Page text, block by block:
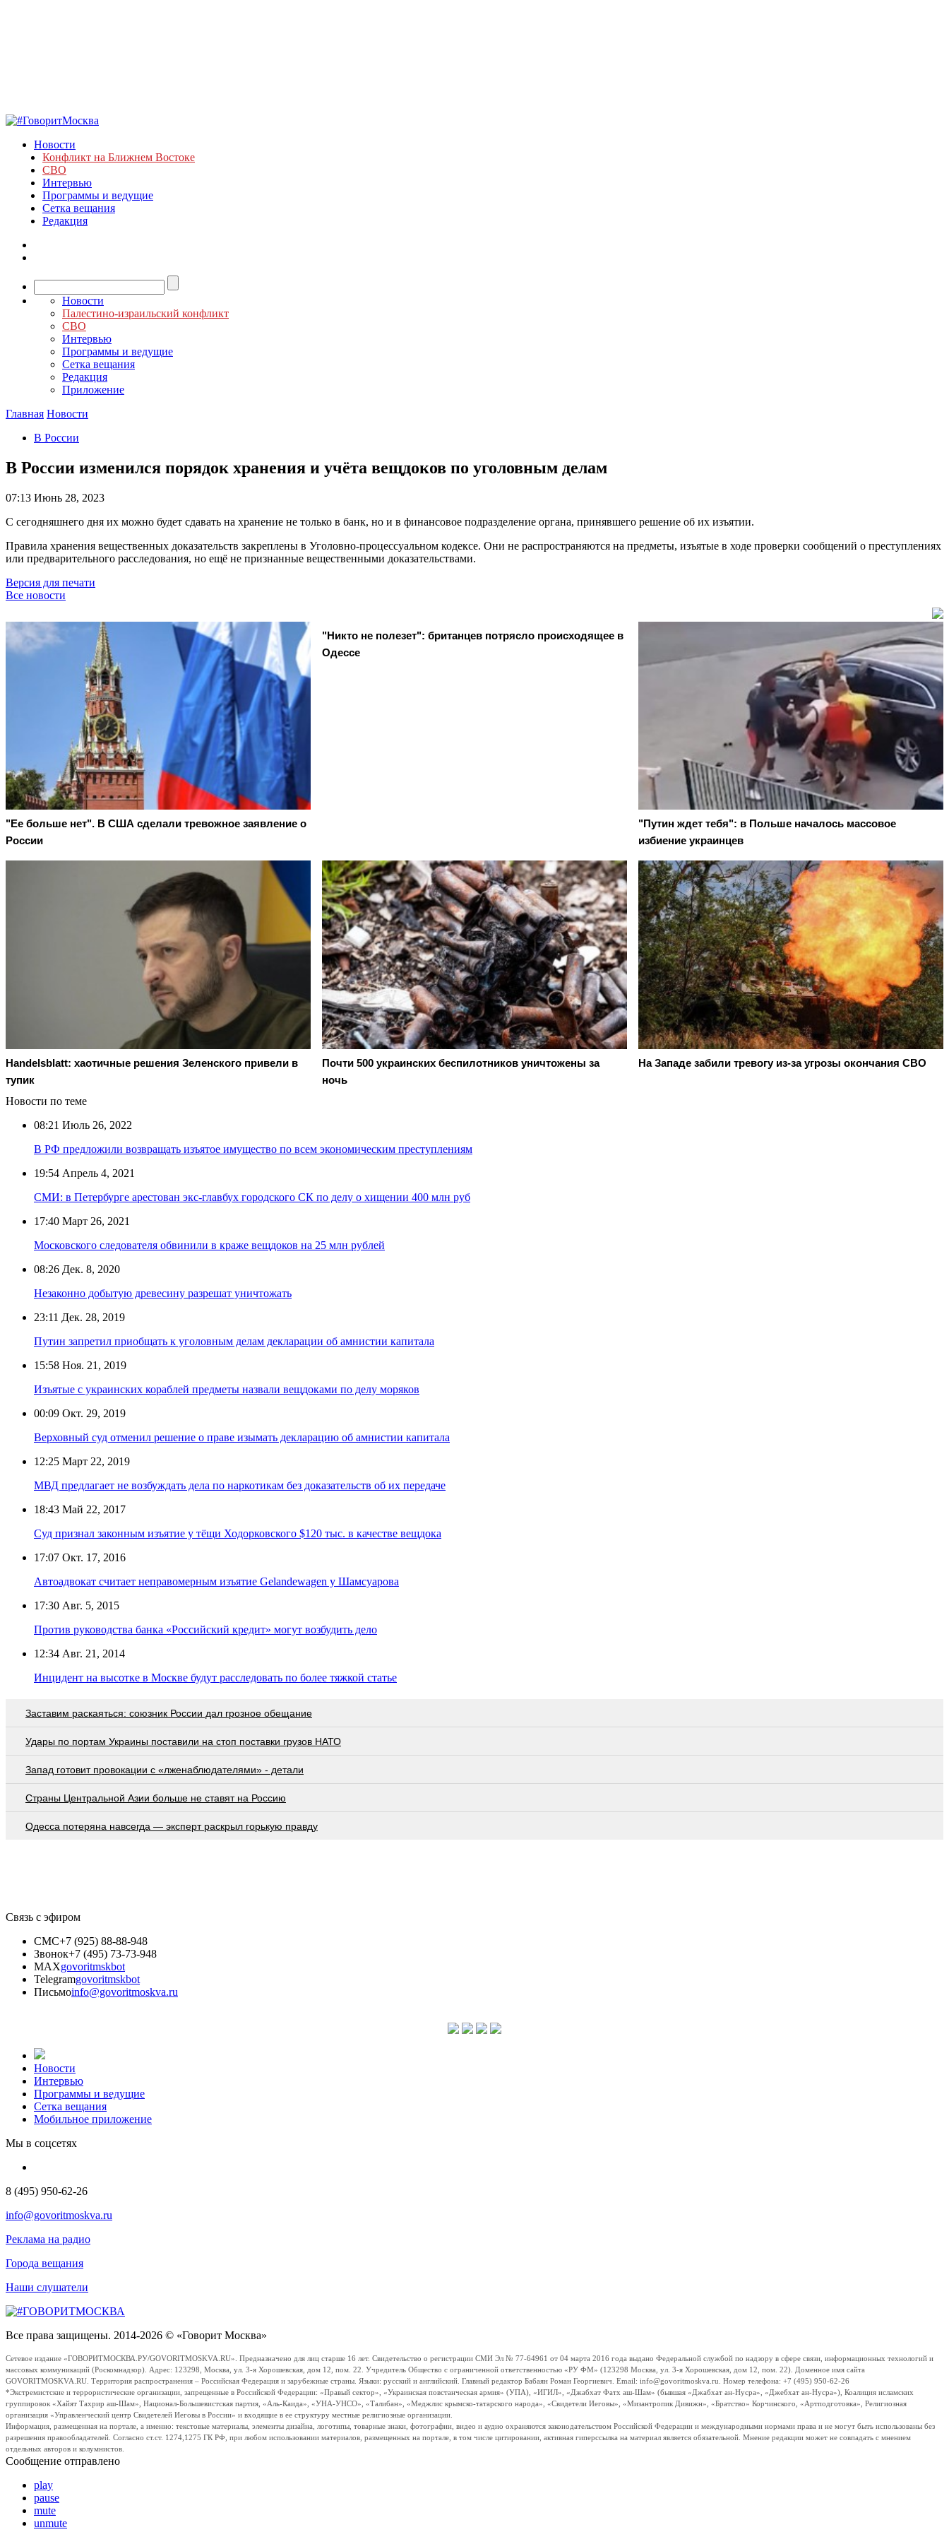
Новости
Конфликт на Ближнем Востоке
СВО
Интервью
Программы и ведущие
Сетка вещания
Редакция
Новости
Палестино-израильский конфликт
СВО
Интервью
Программы и ведущие
Сетка вещания
Редакция
Приложение
Главная Новости
В России
В России изменился порядок хранения и учёта вещдоков по уголовным делам
07:13 Июнь 28, 2023
С сегодняшнего дня их можно будет сдавать на хранение не только в банк, но и в финансовое подразделение органа, принявшего решение об их изъятии.
Правила хранения вещественных доказательств закреплены в Уголовно-процессуальном кодексе. Они не распространяются на предметы, изъятые в ходе проверки сообщений о преступлениях
или предварительного расследования, но ещё не признанные вещественными доказательствами.
Версия для печати
Все новости
"Ее больше нет". В США сделали тревожное заявление о
России
"Никто не полезет": британцев потрясло происходящее в
Одессе
"Путин ждет тебя": в Польше началось массовое
избиение украинцев
Handelsblatt: хаотичные решения Зеленского привели в
тупик
Почти 500 украинских беспилотников уничтожены за
ночь
На Западе забили тревогу из-за угрозы окончания СВО
Новости по теме
08:21 Июль 26, 2022
В РФ предложили возвращать изъятое имущество по всем экономическим преступлениям
19:54 Апрель 4, 2021
СМИ: в Петербурге арестован экс-главбух городского СК по делу о хищении 400 млн руб
17:40 Март 26, 2021
Московского следователя обвинили в краже вещдоков на 25 млн рублей
08:26 Дек. 8, 2020
Незаконно добытую древесину разрешат уничтожать
23:11 Дек. 28, 2019
Путин запретил приобщать к уголовным делам декларации об амнистии капитала
15:58 Ноя. 21, 2019
Изъятые с украинских кораблей предметы назвали вещдоками по делу моряков
00:09 Окт. 29, 2019
Верховный суд отменил решение о праве изымать декларацию об амнистии капитала
12:25 Март 22, 2019
МВД предлагает не возбуждать дела по наркотикам без доказательств об их передаче
18:43 Май 22, 2017
Суд признал законным изъятие у тёщи Ходорковского $120 тыс. в качестве вещдока
17:07 Окт. 17, 2016
Автоадвокат считает неправомерным изъятие Gelandewagen у Шамсуарова
17:30 Авг. 5, 2015
Против руководства банка «Российский кредит» могут возбудить дело
12:34 Авг. 21, 2014
Инцидент на высотке в Москве будут расследовать по более тяжкой статье
Заставим раскаяться: союзник России дал грозное обещание
Удары по портам Украины поставили на стоп поставки грузов НАТО
Запад готовит провокации с «лженаблюдателями» - детали
Страны Центральной Азии больше не ставят на Россию
Oдecca пoтeрянa нaвceгдa — экcпeрт рacкрыл гoрькую прaвду
Связь с эфиром
СМС+7 (925) 88-88-948
Звонок+7 (495) 73-73-948
MAXgovoritmskbot
Telegramgovoritmskbot
Письмоinfo@govoritmoskva.ru
Новости
Интервью
Программы и ведущие
Сетка вещания
Мобильное приложение
Мы в соцсетях
8 (495) 950-62-26
info@govoritmoskva.ru
Реклама на радио
Города вещания
Наши слушатели
Все права защищены. 2014-2026 © «Говорит Москва»
Сетевое издание «ГОВОРИТМОСКВА.РУ/GOVORITMOSKVA.RU». Предназначено для лиц старше 16 лет. Свидетельство о регистрации СМИ Эл № 77-64961 от 04 марта 2016 года выдано Федеральной службой по надзору в сфере связи, информационных технологий и
массовых коммуникаций (Роскомнадзор). Адрес: 123298, Москва, ул. 3-я Хорошевская, дом 12, пом. 22. Учредитель Общество с ограниченной ответственностью «РУ ФМ» (123298 Москва, ул. 3-я Хорошевская, дом 12, пом. 22). Доменное имя сайта
GOVORITMOSKVA.RU. Территория распространения – Российская Федерация и зарубежные страны. Языки: русский и английский. Главный редактор Бабаян Роман Георгиевич. Email: info@govoritmoskva.ru. Номер телефона: +7 (495) 950-62-26
*Экстремистские и террористические организации, запрещенные в Российской Федерации: «Правый сектор», «Украинская повстанческая армия» (УПА), «ИГИЛ», «Джабхат Фатх аш-Шам» (бывшая «Джабхат ан-Нусра», «Джебхат ан-Нусра»), Коалиция исламских
группировок «Хайят Тахрир аш-Шам», Национал-Большевистская партия, «Аль-Каида», «УНА-УНСО», «Талибан», «Меджлис крымско-татарского народа», «Свидетели Иеговы», «Мизантропик Дивижн», «Братство» Корчинского, «Артподготовка», Религиозная
организация «Управленческий центр Свидетелей Иеговы в России» и входящие в ее структуру местные религиозные организации.
Информация, размещенная на портале, а именно: текстовые материалы, элементы дизайна, логотипы, товарные знаки, фотографии, видео и аудио охраняются законодательством Российской Федерации и международными нормами права и не могут быть использованы без
разрешения правообладателей. Согласно ст.ст. 1274,1275 ГК РФ, при любом использовании материалов, размещенных на портале, в том числе цитировании, активная гиперссылка на материал является обязательной. Мнение редакции может не совпадать с мнением
отдельных авторов и колумнистов.
Сообщение отправлено
play
pause
mute
unmute